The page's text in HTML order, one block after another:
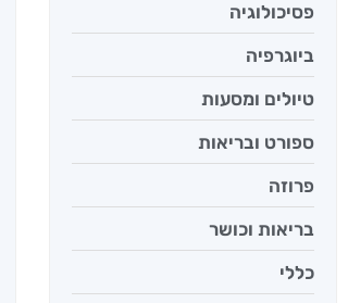
פסיכולוגיה
ביוגרפיה
טיולים ומסעות
ספורט ובריאות
פרוזה
בריאות וכושר
כללי